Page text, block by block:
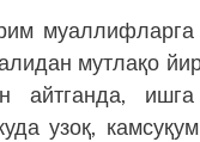
муаллифларга
мутлақо
айтганда, ишга
узоқ,